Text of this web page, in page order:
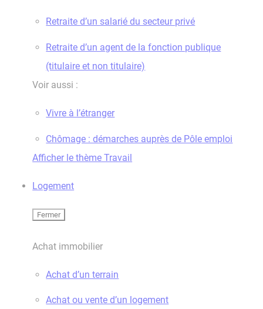
Retraite d’un salarié du secteur privé
Retraite d’un agent de la fonction publique
(titulaire et non titulaire)
Voir aussi :
Vivre à l’étranger
Chômage : démarches auprès de Pôle emploi
Afficher le thème Travail
Logement
Fermer
Achat immobilier
Achat d’un terrain
Achat ou vente d’un logement